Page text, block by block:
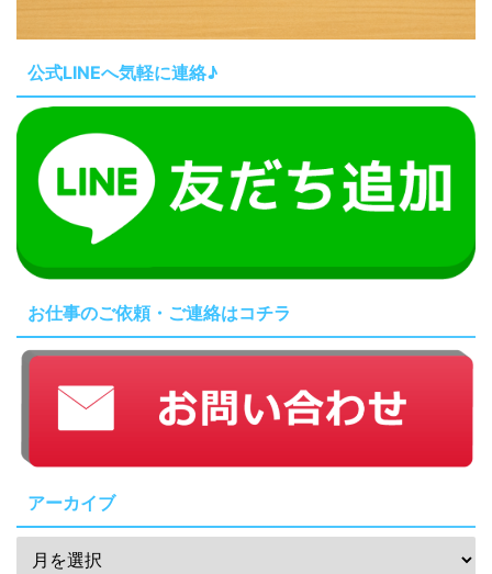
公式LINEへ気軽に連絡♪
お仕事のご依頼・ご連絡はコチラ
アーカイブ